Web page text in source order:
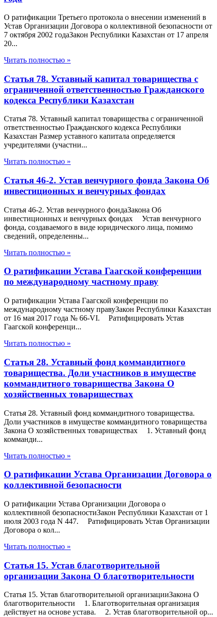
О ратификации Третьего протокола о внесении изменений в
Устав Организации Договора о коллективной безопасности от
7 октября 2002 годаЗакон Республики Казахстан от 17 апреля
20...
Читать полностью »
Статья 78. Уставный капитал товарищества с
ограниченной ответственностью Гражданского
кодекса Республики Казахстан
Статья 78. Уставный капитал товарищества с ограниченной
ответственностью Гражданского кодекса Республики
Казахстан Размер уставного капитала определяется
учредителями (участни...
Читать полностью »
Статья 46-2. Устав венчурного фонда Закона Об
инвестиционных и венчурных фондах
Статья 46-2. Устав венчурного фондаЗакона Об
инвестиционных и венчурных фондах Устав венчурного
фонда, создаваемого в виде юридического лица, помимо
сведений, определенны...
Читать полностью »
О ратификации Устава Гаагской конференции
по международному частному праву
О ратификации Устава Гаагской конференции по
международному частному правуЗакон Республики Казахстан
от 16 мая 2017 года № 66-VI. Ратифицировать Устав
Гаагской конференци...
Читать полностью »
Статья 28. Уставный фонд коммандитного
товарищества. Доли участников в имуществе
коммандитного товарищества Закона О
хозяйственных товариществах
Статья 28. Уставный фонд коммандитного товарищества.
Доли участников в имуществе коммандитного товарищества
Закона О хозяйственных товариществах 1. Уставный фонд
комманди...
Читать полностью »
О ратификации Устава Организации Договора о
коллективной безопасности
О ратификации Устава Организации Договора о
коллективной безопасностиЗакон Республики Kазахстан от 1
июля 2003 года N 447. Ратифицировать Устав Организации
Договора о кол...
Читать полностью »
Статья 15. Устав благотворительной
организации Закона О благотворительности
Статья 15. Устав благотворительной организацииЗакона О
благотворительности 1. Благотворительная организация
действует на основе устава. 2. Устав благотворительной ор...